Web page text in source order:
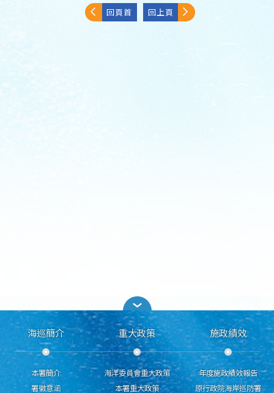
回頁首 回上頁
海巡簡介
本署簡介
署徽意涵
重大政策
海洋委員會重大政策
本署重大政策
施政績效
年度施政績效報告
原行政院海岸巡防署